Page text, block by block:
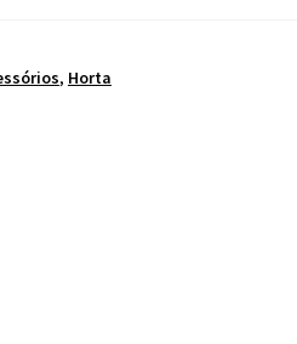
, Horta